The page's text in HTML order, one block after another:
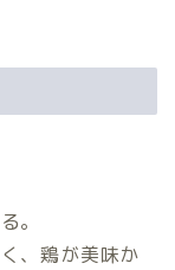
。
、鶏が美味か